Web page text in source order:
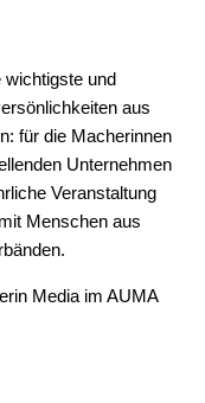
und
aus
für die Macherinnen
Unternehmen
Veranstaltung
Menschen aus
Media im AUMA